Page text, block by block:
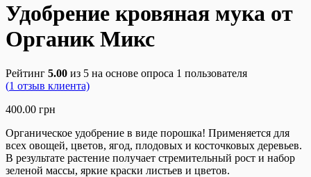
Удобрение кровяная мука от
Органик Микс
Рейтинг 5.00 из 5 на основе опроса 1 пользователя
(1 отзыв клиента)
400.00 грн
Органическое удобрение в виде порошка! Применяется для
всех овощей, цветов, ягод, плодовых и косточковых деревьев.
В результате растение получает стремительный рост и набор
зеленой массы, яркие краски листьев и цветов.